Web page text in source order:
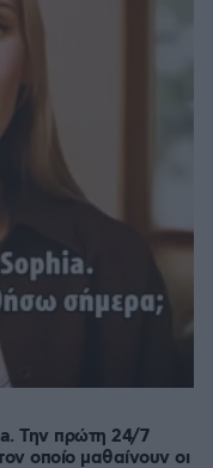
Την πρώτη 24/7
οποίο μαθαίνουν οι